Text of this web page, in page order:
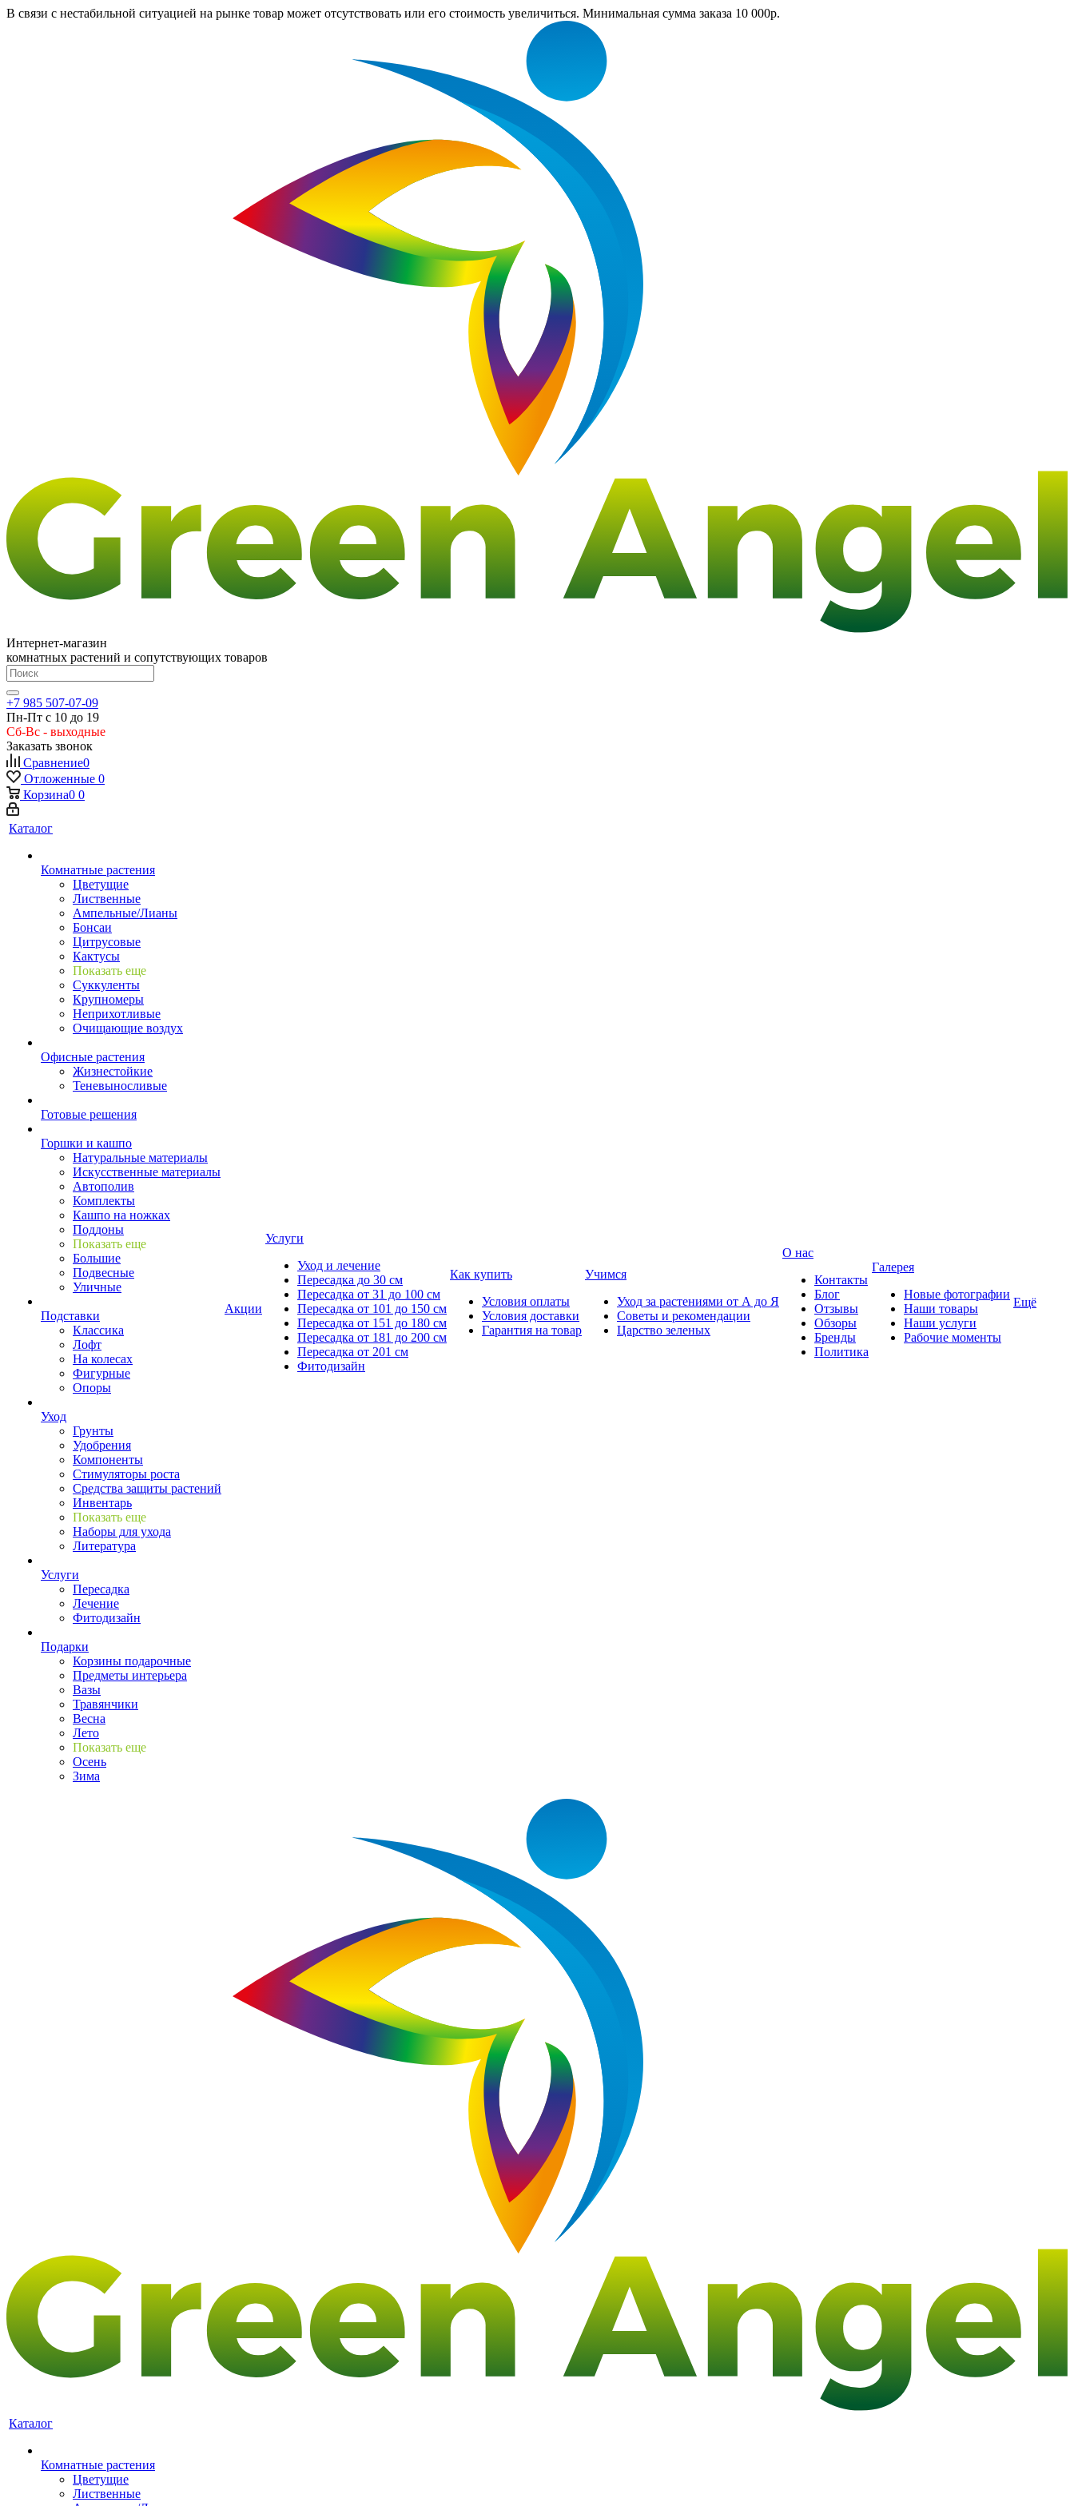
В связи с нестабильной ситуацией на рынке товар может отсутствовать или его стоимость увеличиться. Минимальная сумма заказа 10 000р.
Интернет-магазин
комнатных растений и сопутствующих товаров
+7 985 507-07-09
Пн-Пт с 10 до 19
Сб-Вс - выходные
Заказать звонок
Сравнение0
Отложенные 0
Корзина0 0
Каталог
Комнатные растения
Цветущие
Лиственные
Ампельные/Лианы
Бонсаи
Цитрусовые
Кактусы
Показать еще
Суккуленты
Крупномеры
Неприхотливые
Очищающие воздух
Офисные растения
Жизнестойкие
Теневыносливые
Готовые решения
Горшки и кашпо
Натуральные материалы
Искусственные материалы
Автополив
Комплекты
Кашпо на ножках
Поддоны
Показать еще
Большие
Подвесные
Уличные
Подставки
Классика
Лофт
На колесах
Фигурные
Опоры
Уход
Грунты
Удобрения
Компоненты
Стимуляторы роста
Средства защиты растений
Инвентарь
Показать еще
Наборы для ухода
Литература
Услуги
Пересадка
Лечение
Фитодизайн
Подарки
Корзины подарочные
Предметы интерьера
Вазы
Травянчики
Весна
Лето
Показать еще
Осень
Зима
Акции
Услуги
Уход и лечение
Пересадка до 30 см
Пересадка от 31 до 100 см
Пересадка от 101 до 150 см
Пересадка от 151 до 180 см
Пересадка от 181 до 200 см
Пересадка от 201 см
Фитодизайн
Как купить
Условия оплаты
Условия доставки
Гарантия на товар
Учимся
Уход за растениями от А до Я
Советы и рекомендации
Царство зеленых
О нас
Контакты
Блог
Отзывы
Обзоры
Бренды
Политика
Галерея
Новые фотографии
Наши товары
Наши услуги
Рабочие моменты
Ещё
Каталог
Комнатные растения
Цветущие
Лиственные